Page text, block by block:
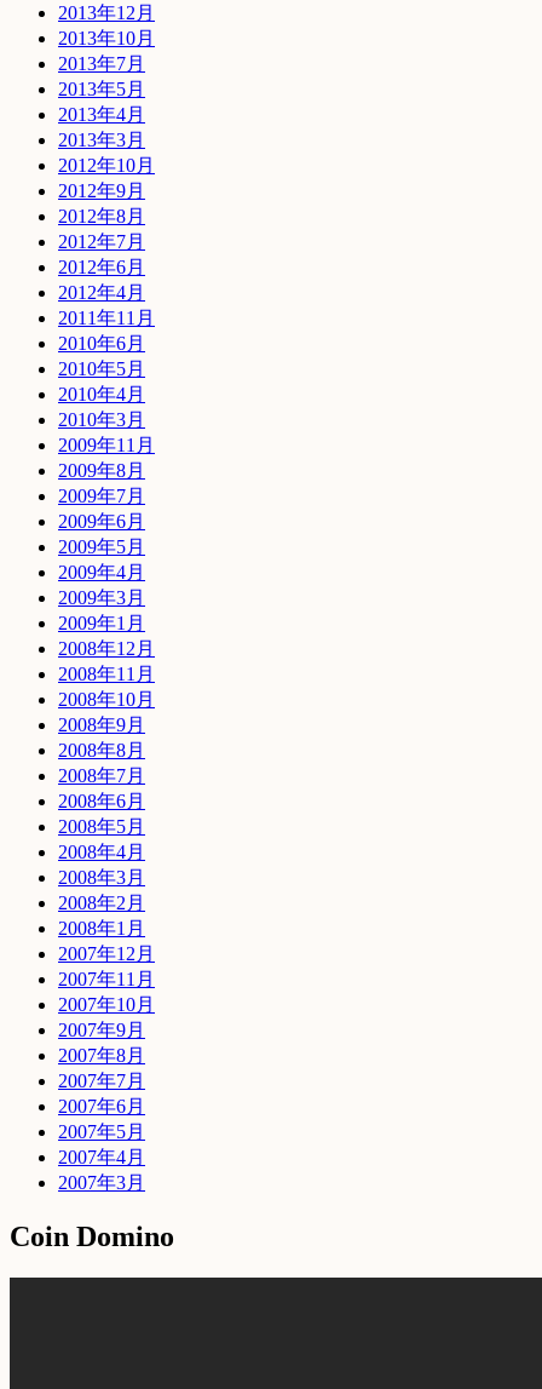
2013年12月
2013年10月
2013年7月
2013年5月
2013年4月
2013年3月
2012年10月
2012年9月
2012年8月
2012年7月
2012年6月
2012年4月
2011年11月
2010年6月
2010年5月
2010年4月
2010年3月
2009年11月
2009年8月
2009年7月
2009年6月
2009年5月
2009年4月
2009年3月
2009年1月
2008年12月
2008年11月
2008年10月
2008年9月
2008年8月
2008年7月
2008年6月
2008年5月
2008年4月
2008年3月
2008年2月
2008年1月
2007年12月
2007年11月
2007年10月
2007年9月
2007年8月
2007年7月
2007年6月
2007年5月
2007年4月
2007年3月
Coin Domino